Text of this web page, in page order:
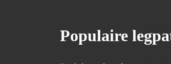
Populaire